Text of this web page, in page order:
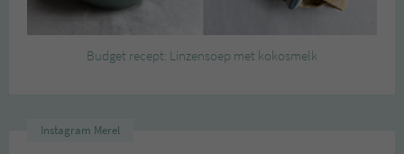
Budget recept: Linzensoep met kokosmelk
Instagram Merel